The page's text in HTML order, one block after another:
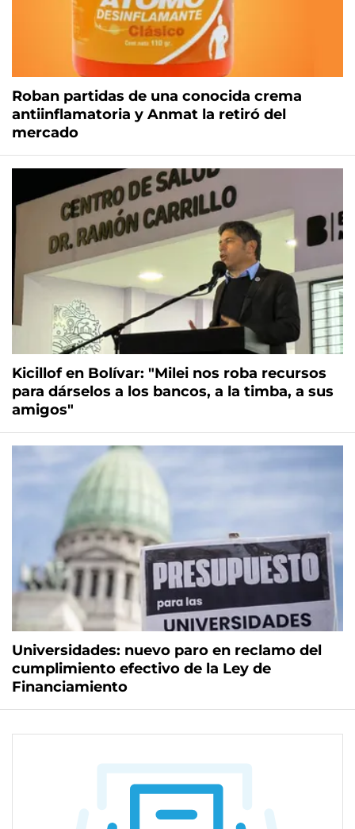
Roban partidas de una conocida crema
antiinflamatoria y Anmat la retiró del
mercado
Kicillof en Bolívar: "Milei nos roba recursos
para dárselos a los bancos, a la timba, a sus
amigos"
Universidades: nuevo paro en reclamo del
cumplimiento efectivo de la Ley de
Financiamiento